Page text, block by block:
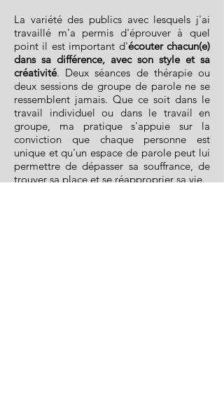
La variété des publics avec lesquels j'ai
travaillé m'a permis d'éprouver à quel
point il est important d'écouter chacun(e)
dans sa différence, avec son style et sa
créativité. Deux séances de thérapie ou
deux sessions de groupe de parole ne se
ressemblent jamais. Que ce soit dans le
travail individuel ou dans le travail en
groupe, ma pratique s'appuie sur la
conviction que chaque personne est
unique et qu'un espace de parole peut lui
permettre de dépasser sa souffrance, de
trouver sa place et se réapproprier sa vie.